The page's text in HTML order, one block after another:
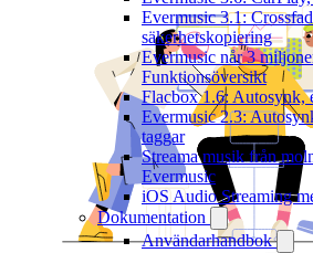
Evermusic 3.1:
säkerhetskopiering
Evermusic når 3
Funktionsöversikt
Flacbox 1.6: Autosynk,
Evermusic 2.3:
taggar
Streama musik från
Evermusic
iOS Audio Streaming
Dokumentation
Användarhandbok